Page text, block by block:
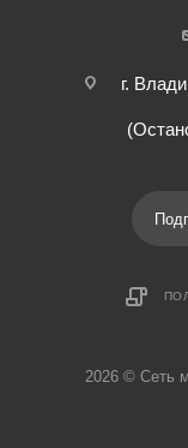
г.
2026 © Cеть